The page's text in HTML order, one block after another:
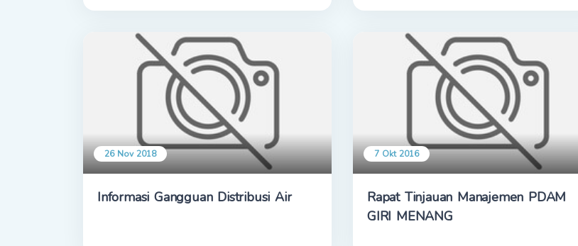
26 Nov 2018
Informasi Gangguan Distribusi Air
7 Okt 2016
Rapat Tinjauan Manajemen PDAM
GIRI MENANG